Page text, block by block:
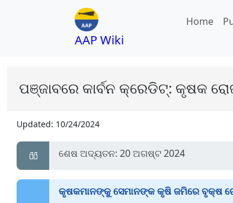
AAP Wiki
Home
ପଞ୍ଜାବରେ କାର୍ବନ କ୍ରେଡିଟ୍: କୃଷକ
Updated: 10/24/2024
ଶେଷ ଅଦ୍ୟତନ: 20 ଅଗଷ୍ଟ 2024
କୃଷକମାନଙ୍କୁ ସେମାନଙ୍କ କୃଷି ଜମିରେ ବୃକ୍ଷ